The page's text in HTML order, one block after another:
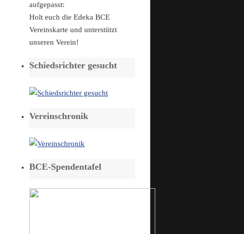
aufgepasst:
Holt euch die Edeka BCE
Vereinskarte und unterstützt
unseren Verein!
Schiedsrichter gesucht
Vereinschronik
BCE-Spendentafel